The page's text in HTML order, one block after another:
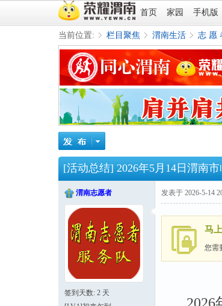
首页 家园 手机版
当前位置:
»
栏目聚焦
›
渭南生活
›
志 愿
[活动总结] 2026年5月14日渭南
渭南志愿者
签到天数: 2 天
发表于 2026-5-14
马
您需